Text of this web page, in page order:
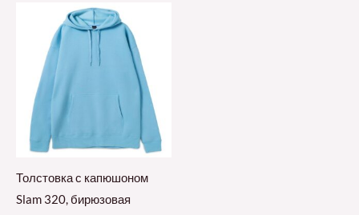
Толстовка с капюшоном
Slam 320, бирюзовая